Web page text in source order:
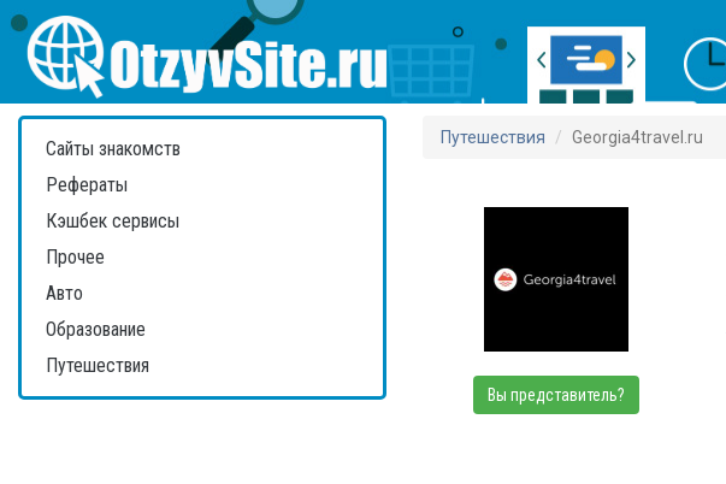
Сайты знакомств
Рефераты
Кэшбек сервисы
Прочее
Авто
Образование
Путешествия
Путешествия Georgia4travel.ru
Вы представитель?